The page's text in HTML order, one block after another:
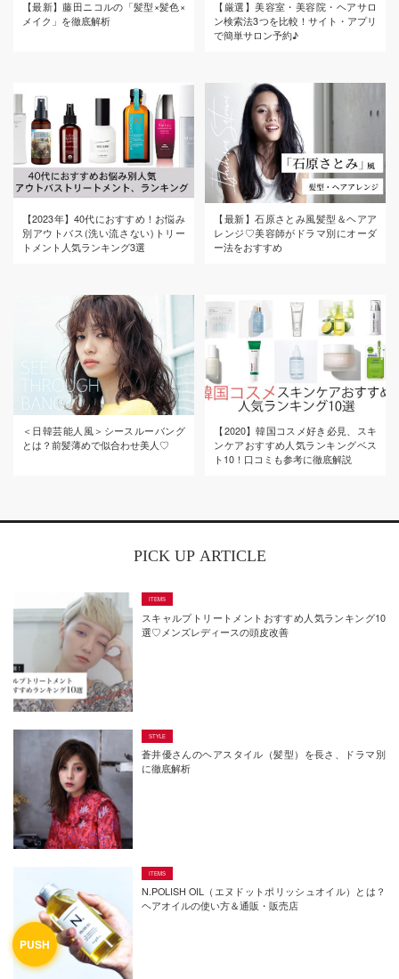
【最新】藤田ニコルの「髪型×髪色×
メイク」を徹底解析
【厳選】美容室・美容院・ヘアサロ
ン検索法3つを比較！サイト・アプリ
で簡単サロン予約♪
【2023年】40代におすすめ！お悩み
別アウトバス(洗い流さない)トリー
トメント人気ランキング3選
【最新】石原さとみ風髪型＆ヘアア
レンジ♡美容師がドラマ別にオーダ
ー法をおすすめ
＜日韓芸能人風＞シースルーバング
とは？前髪薄めで似合わせ美人♡
【2020】韓国コスメ好き必見、スキ
ンケアおすすめ人気ランキングベス
ト10！口コミも参考に徹底解説
PICK UP ARTICLE
スキャルプトリートメントおすすめ人気ランキング10
選♡メンズレディースの頭皮改善
蒼井優さんのヘアスタイル（髪型）を長さ、ドラマ別
に徹底解析
N.POLISH OIL（エヌドットポリッシュオイル）とは？
ヘアオイルの使い方＆通販・販売店